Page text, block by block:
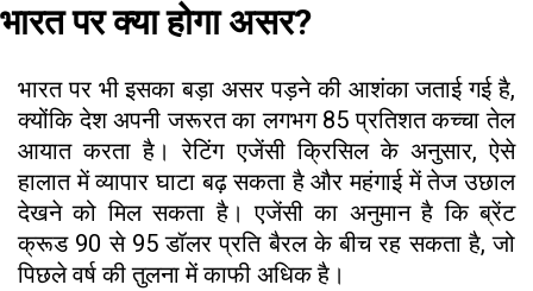
भारत पर क्या होगा असर?
भारत पर भी इसका बड़ा असर पड़ने की आशंका जताई गई है,
क्योंकि देश अपनी जरूरत का लगभग 85 प्रतिशत कच्चा तेल
आयात करता है। रेटिंग एजेंसी क्रिसिल के अनुसार, ऐसे
हालात में व्यापार घाटा बढ़ सकता है और महंगाई में तेज उछाल
देखने को मिल सकता है। एजेंसी का अनुमान है कि ब्रेंट
क्रूड 90 से 95 डॉलर प्रति बैरल के बीच रह सकता है, जो
पिछले वर्ष की तुलना में काफी अधिक है।